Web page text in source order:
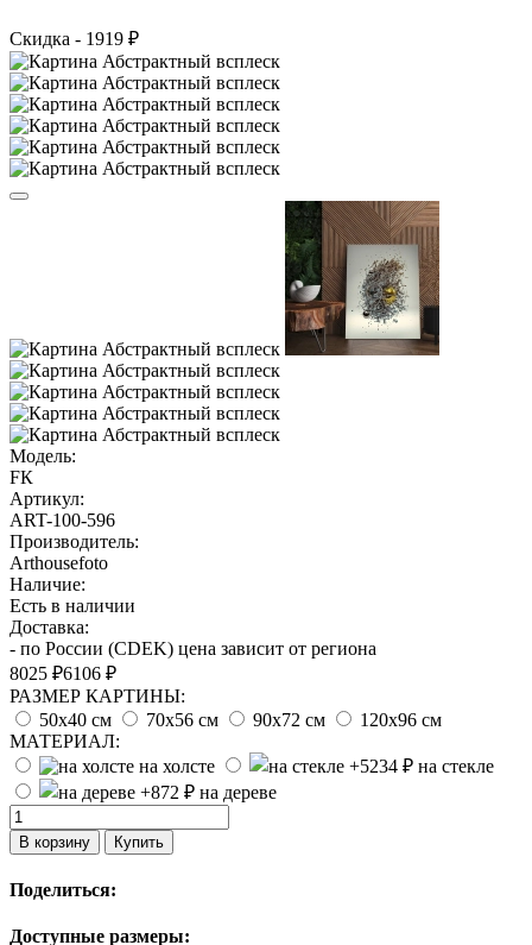
Скидка - 1919 ₽
Модель:
FК
Артикул:
ART-100-596
Производитель:
Arthousefoto
Наличие:
Есть в наличии
Доставка:
- по России (CDEK) цена зависит от региона
8025 ₽6106 ₽
РАЗМЕР КАРТИНЫ:
50х40 см
70х56 см 90х72 см
120х96 см
МАТЕРИАЛ:
на холсте
на стекле
на дереве
В корзину Купить
Поделиться:
Доступные размеры: